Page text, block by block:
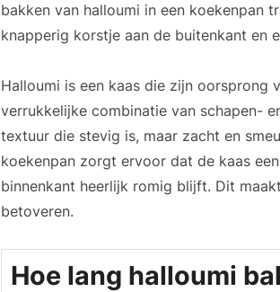
bakken van halloumi in een koekenpan
knapperig korstje aan de buitenkant en
Halloumi is een kaas die zijn oorsprong
verrukkelijke combinatie van schapen-
textuur die stevig is, maar zacht en
koekenpan zorgt ervoor dat de kaas
binnenkant heerlijk romig blijft. Dit
betoveren.
Hoe lang halloumi